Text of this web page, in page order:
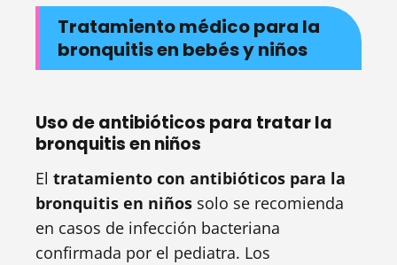
Tratamiento médico para la
bronquitis en bebés y niños
Uso de antibióticos para tratar la
bronquitis en niños
El tratamiento con antibióticos para la
bronquitis en niños solo se recomienda
en casos de infección bacteriana
confirmada por el pediatra. Los